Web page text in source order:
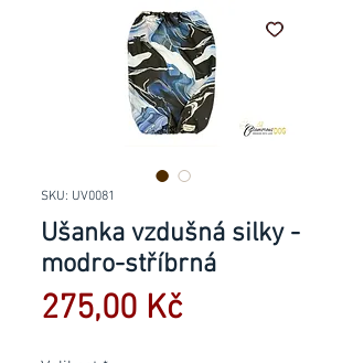
SKU: UV0081
Ušanka vzdušná silky -
modro-stříbrná
275,00 KčCena